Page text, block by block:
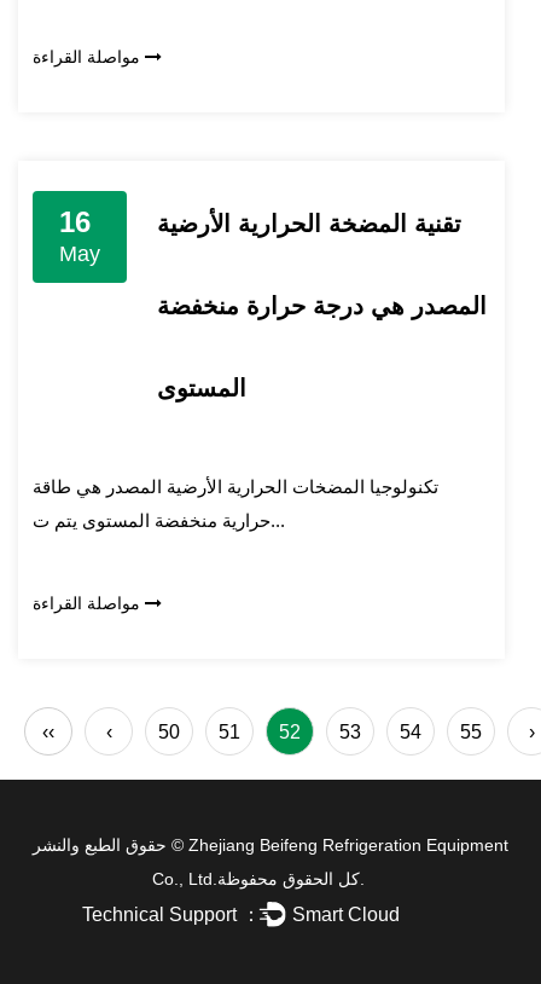
مواصلة القراءة
16
May
تقنية المضخة الحرارية الأرضية
المصدر هي درجة حرارة منخفضة
المستوى
تكنولوجيا المضخات الحرارية الأرضية المصدر هي طاقة
حرارية منخفضة المستوى يتم ت...
مواصلة القراءة
‹‹ ‹ 50 51 52 53 54 55 ›
حقوق الطبع والنشر © Zhejiang Beifeng Refrigeration Equipment
Co., Ltd.
Technical Support ： Smart Cloud